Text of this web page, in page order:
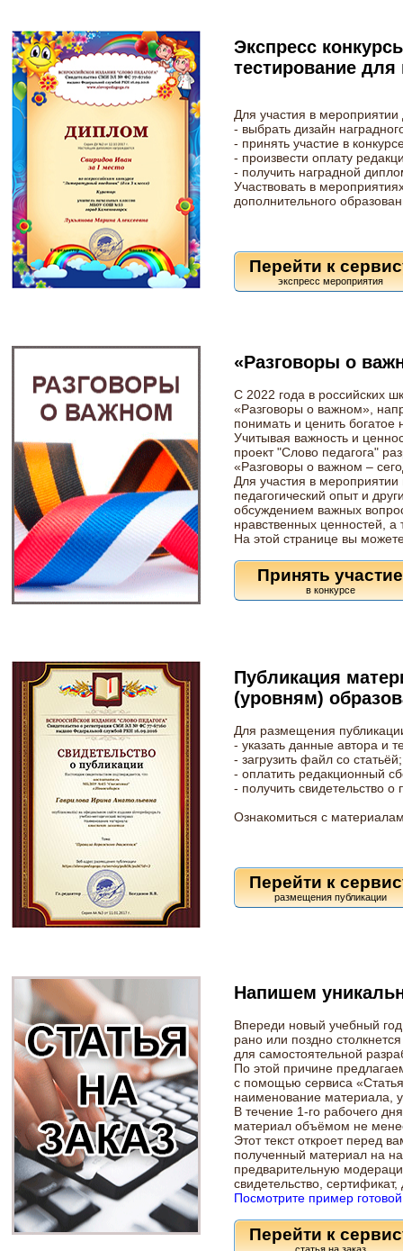
Экспресс
тестирование
Для участия в
- выбрать дизайн
- принять участие в
- произвести оплату
- получить наградной
Участвовать в
дополнительного
Перейти к
экспресс мероприятия
«Разговоры о
С 2022 года в российских
«Разговоры о важном»,
понимать и ценить богатое
Учитывая важность и
проект "Слово педагога"
«Разговоры о важном –
Для участия в
педагогический опыт и
обсуждением важных
нравственных ценностей,
На этой странице вы
Принять участие
в конкурсе
Публикация
(уровням)
Для размещения
- указать данные автора и
- загрузить файл со статьёй;
- оплатить редакционный
- получить свидетельство о
Ознакомиться с
Перейти к
размещения публикации
Напишем
Впереди новый учебный
рано или поздно
для самостоятельной
По этой причине
с помощью сервиса
наименование материала,
В течение 1-го рабочего
материал объёмом не
Этот текст откроет перед
полученный материал на
предварительную
свидетельство,
Посмотрите пример готовой
Перейти к
статья на заказ